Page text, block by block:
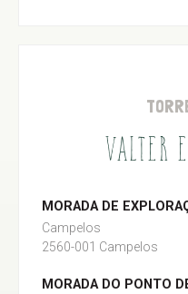
VALTER
MORADA DE
Campelos
2560-001 Campelos
MORADA DO PONTO